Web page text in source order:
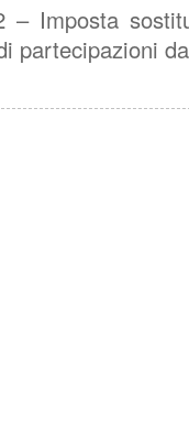
– Imposta
partecipazioni